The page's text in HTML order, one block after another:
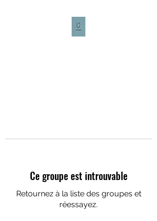
Ce groupe est introuvable
Retournez à la liste des groupes et
réessayez.